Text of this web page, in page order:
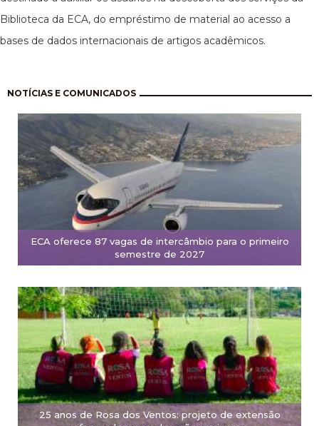
Biblioteca da ECA, do empréstimo de material ao acesso a
bases de dados internacionais de artigos acadêmicos.
NOTÍCIAS E COMUNICADOS
ECA oferece 87 vagas de intercâmbio para o primeiro
semestre de 2027
25 anos de Rosa dos Ventos: projeto de extensão
Paginación